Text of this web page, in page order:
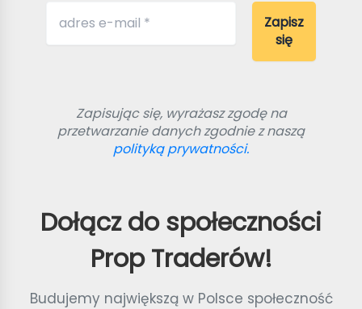
Zapisując się, wyrażasz zgodę na
przetwarzanie danych zgodnie z naszą
polityką prywatności.
Dołącz do społeczności
Prop Traderów!
Budujemy największą w Polsce społeczność